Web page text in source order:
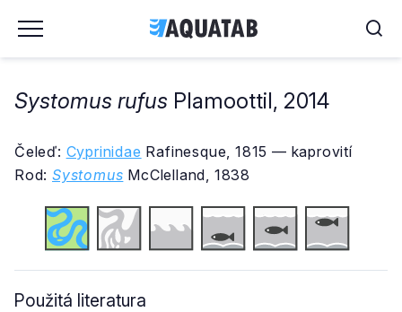
Systomus rufus Plamoottil, 2014
Čeleď: Cyprinidae Rafinesque, 1815 — kaprovití
Rod: Systomus McClelland, 1838
Použitá literatura